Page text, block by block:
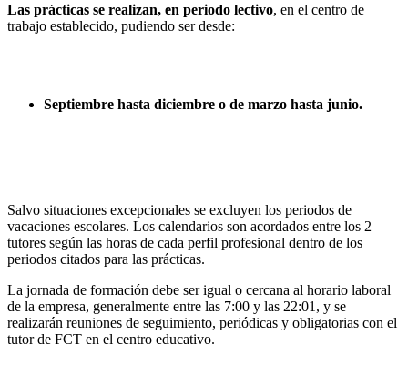
Las prácticas se realizan, en periodo lectivo, en el centro de
trabajo establecido, pudiendo ser desde:
Septiembre hasta diciembre o de marzo hasta junio.
Salvo situaciones excepcionales se excluyen los periodos de
vacaciones escolares. Los calendarios son acordados entre los 2
tutores según las horas de cada perfil profesional dentro de los
periodos citados para las prácticas.
La jornada de formación debe ser igual o cercana al horario laboral
de la empresa, generalmente entre las 7:00 y las 22:01, y se
realizarán reuniones de seguimiento, periódicas y obligatorias con el
tutor de FCT en el centro educativo.